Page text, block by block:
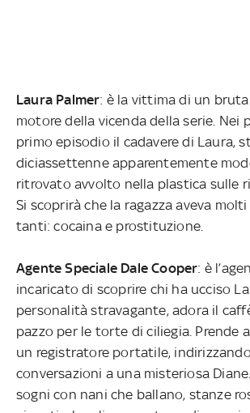
Laura Palmer: è la vittima di un
motore della vicenda della serie. Nei
primo episodio il cadavere di Laura,
diciassettenne apparentemente
ritrovato avvolto nella plastica sulle
Si scoprirà che la ragazza aveva molti
tanti: cocaina e prostituzione.
Agente Speciale Dale Cooper: è
incaricato di scoprire chi ha ucciso
personalità stravagante, adora il
pazzo per le torte di ciliegia. Prende
un registratore portatile,
conversazioni a una misteriosa
sogni con nani che ballano, stanze